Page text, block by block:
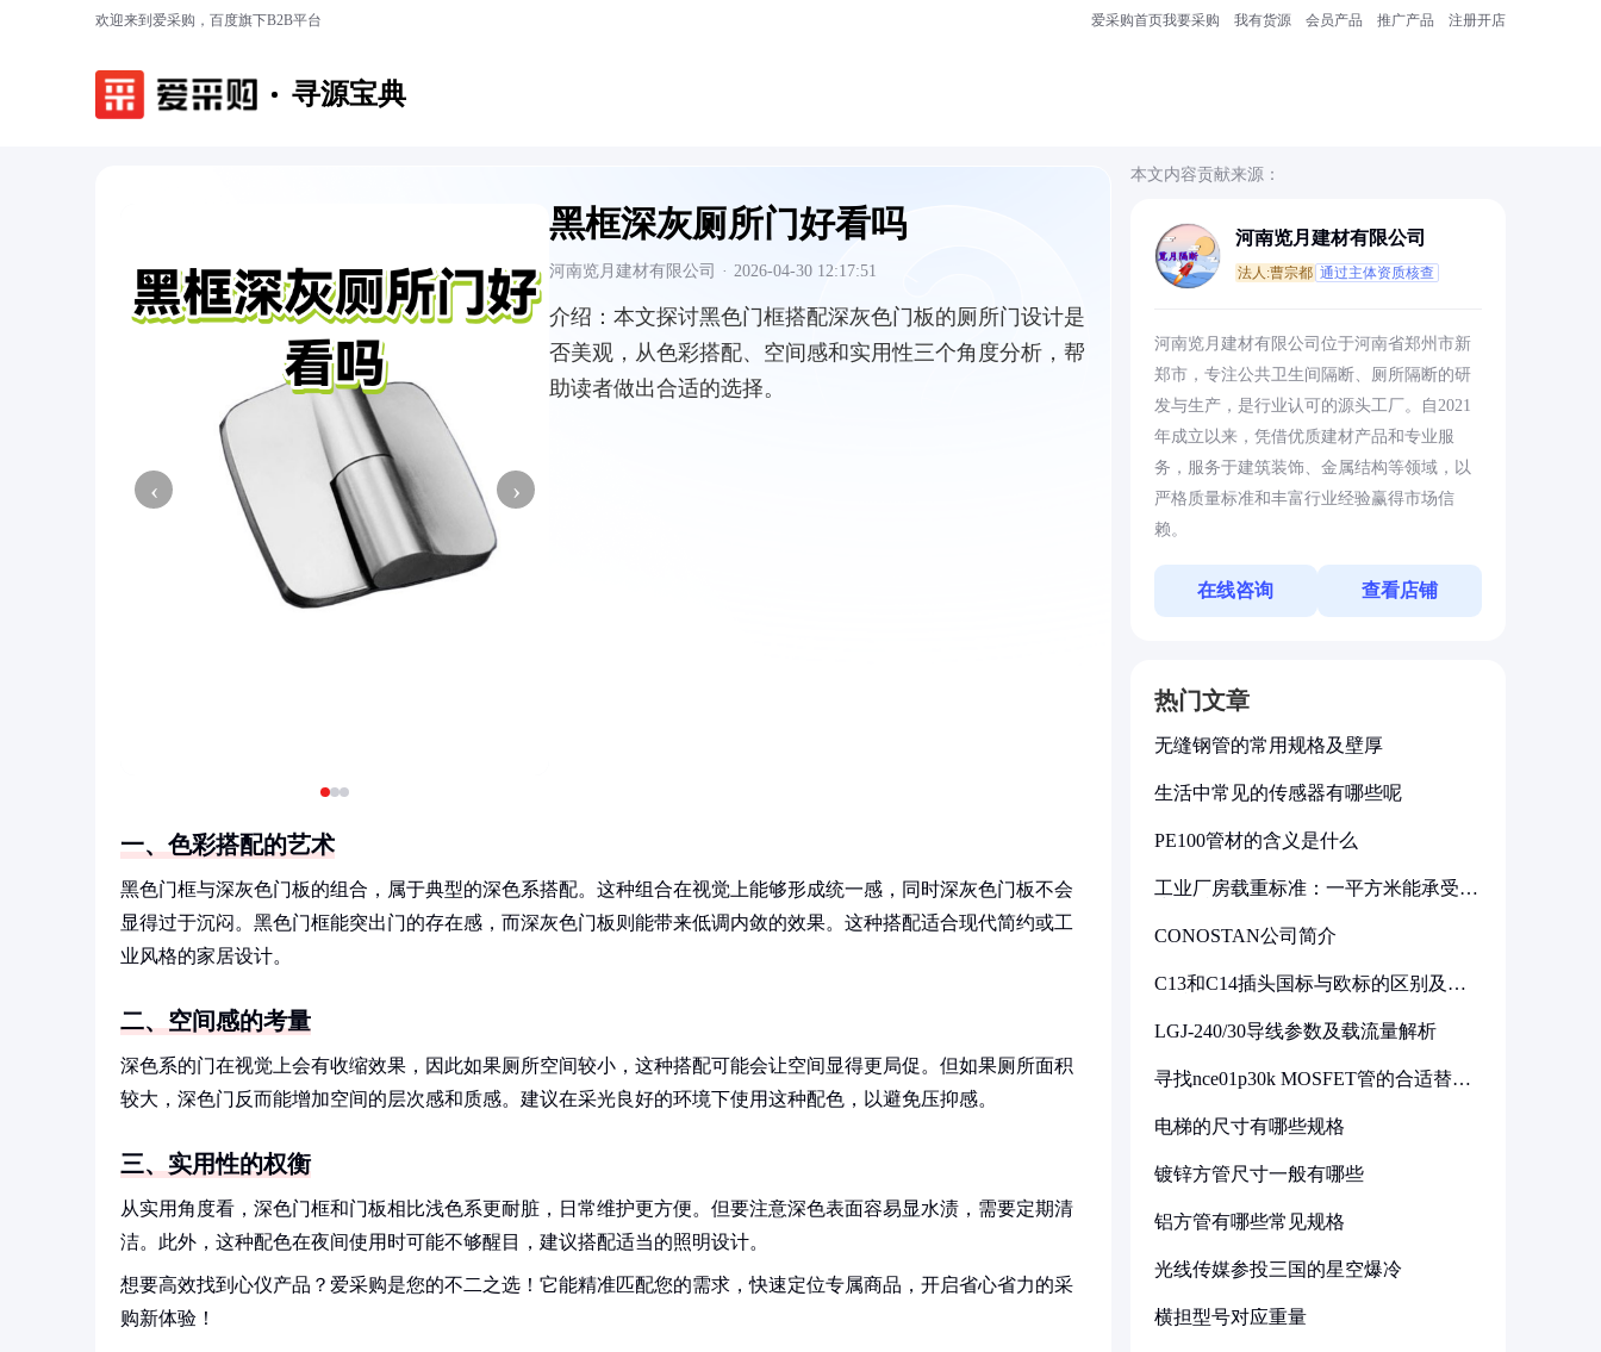
欢迎来到爱采购，百度旗下B2B平台 爱采购首页我要采购 我有货源 会员产品 推广产品 注册开店
寻源宝典
‹ ›
黑框深灰厕所门好看吗
河南览月建材有限公司 · 2026-04-30 12:17:51
介绍： 本文探讨黑色门框搭配深灰色门板的厕所门设计是
否美观，从色彩搭配、空间感和实用性三个角度分析，帮
助读者做出合适的选择。
一、色彩搭配的艺术
黑色门框与深灰色门板的组合，属于典型的深色系搭配。这种组合在视觉上能够形成统一感，同时深灰色门板不会
显得过于沉闷。黑色门框能突出门的存在感，而深灰色门板则能带来低调内敛的效果。这种搭配适合现代简约或工
业风格的家居设计。
二、空间感的考量
深色系的门在视觉上会有收缩效果，因此如果厕所空间较小，这种搭配可能会让空间显得更局促。但如果厕所面积
较大，深色门反而能增加空间的层次感和质感。建议在采光良好的环境下使用这种配色，以避免压抑感。
三、实用性的权衡
从实用角度看，深色门框和门板相比浅色系更耐脏，日常维护更方便。但要注意深色表面容易显水渍，需要定期清
洁。此外，这种配色在夜间使用时可能不够醒目，建议搭配适当的照明设计。
想要高效找到心仪产品？爱采购是您的不二之选！它能精准匹配您的需求，快速定位专属商品，开启省心省力的采
购新体验！
本文内容贡献来源：
河南览月建材有限公司
法人:曹宗都 通过主体资质核查
河南览月建材有限公司位于河南省郑州市新
郑市，专注公共卫生间隔断、厕所隔断的研
发与生产，是行业认可的源头工厂。自2021
年成立以来，凭借优质建材产品和专业服
务，服务于建筑装饰、金属结构等领域，以
严格质量标准和丰富行业经验赢得市场信
赖。
在线咨询 查看店铺
热门文章
无缝钢管的常用规格及壁厚
生活中常见的传感器有哪些呢
PE100管材的含义是什么
工业厂房载重标准：一平方米能承受多
CONOSTAN公司简介
C13和C14插头国标与欧标的区别及其
LGJ-240/30导线参数及载流量解析
寻找nce01p30k MOSFET管的合适替代
电梯的尺寸有哪些规格
镀锌方管尺寸一般有哪些
铝方管有哪些常见规格
光线传媒参投三国的星空爆冷
横担型号对应重量